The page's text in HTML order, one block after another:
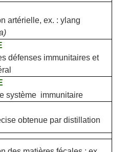
artérielle, ex. : ylang
défenses immunitaires et
système immunitaire
obtenue par distillation